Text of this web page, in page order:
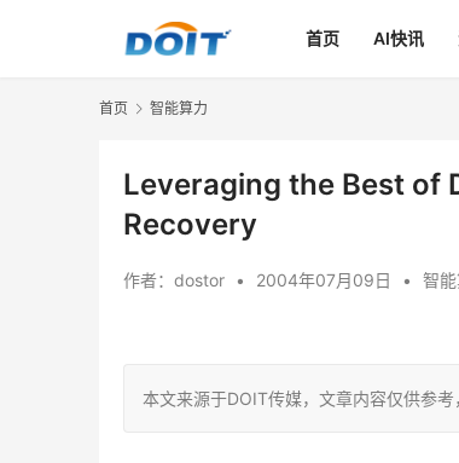
首页 AI快讯
首页 智能算力
Leveraging the Best of
Recovery
作者： dostor • 2004年07月09日 • 智
本文来源于DOIT传媒，文章内容仅供参考